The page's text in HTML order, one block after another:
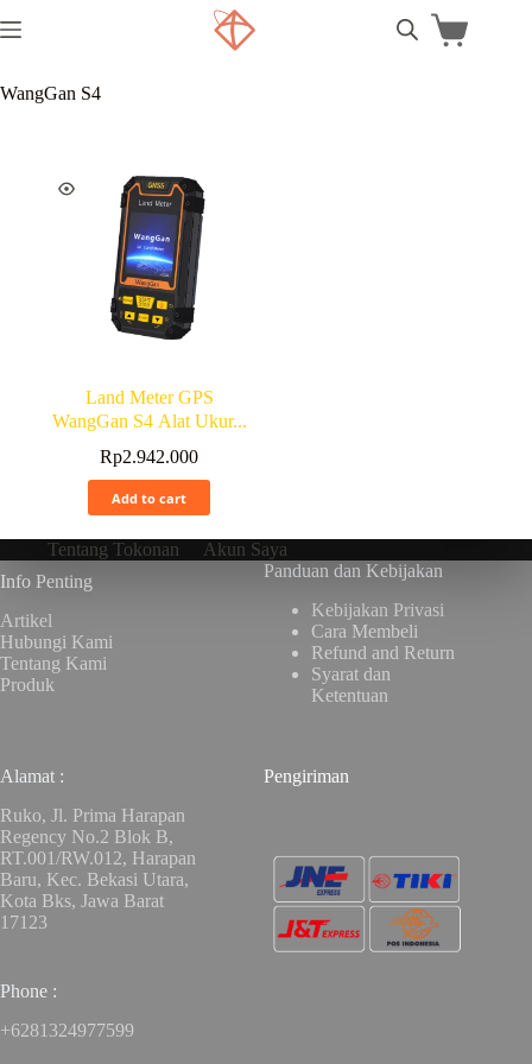
WangGan S4
Land Meter GPS
WangGan S4 Alat Ukur...
Rp2.942.000
Add to cart
Tentang Tokonan
Akun Saya
Info Penting
Artikel
Hubungi Kami
Tentang Kami
Produk
Panduan dan Kebijakan
Kebijakan Privasi
Cara Membeli
Refund and Return
Syarat dan
Ketentuan
Alamat :
Ruko, Jl. Prima Harapan
Regency No.2 Blok B,
RT.001/RW.012, Harapan
Baru, Kec. Bekasi Utara,
Kota Bks, Jawa Barat
17123
Phone :
+6281324977599
Pengiriman